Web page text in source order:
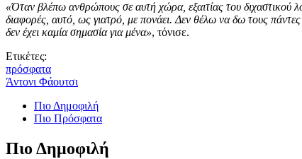
«Όταν βλέπω ανθρώπους σε αυτή χώρα, εξαιτίας του διχαστικού
διαφορές, αυτό, ως γιατρό, με πονάει. Δεν θέλω να δω τους
δεν έχει καμία σημασία για μένα», τόνισε.
Ετικέτες:
πρόσφατα
Άντονι Φάουτσι
Πιο Δημοφιλή
Πιο Πρόσφατα
Πιο Δημοφιλή